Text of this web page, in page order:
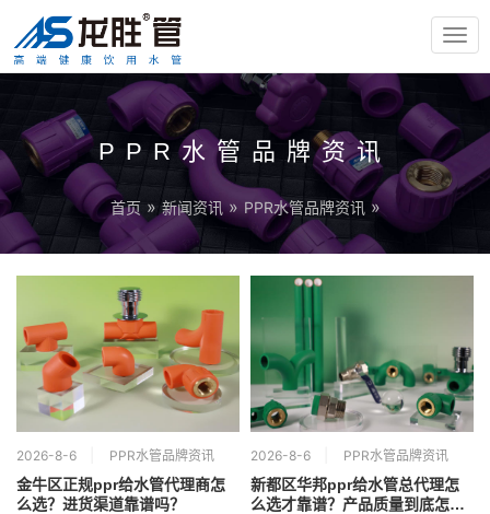
PPR水管品牌资讯
首页 »新闻资讯» PPR水管品牌资讯»
2026-8-6 PPR水管品牌资讯
金牛区正规ppr给水管代理商怎
么选？进货渠道靠谱吗？
2026-8-6 PPR水管品牌资讯
新都区华邦ppr给水管总代理怎
么选才靠谱？产品质量到底怎么